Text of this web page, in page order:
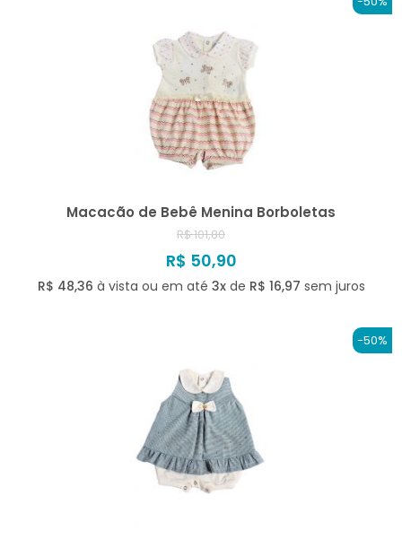
Macacão de Bebê Menina Borboletas
R$ 101,80
R$ 50,90
R$ 48,36 à vista ou em até 3xde R$ 16,97 sem juros
-50%